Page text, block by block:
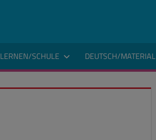
LERNEN/SCHULE DEUTSCH/MATERIAL